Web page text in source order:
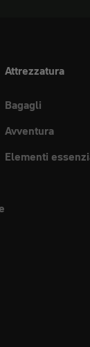
Attrezzatura
Bagagli
Avventura
Elementi